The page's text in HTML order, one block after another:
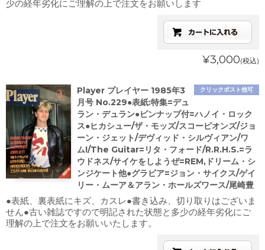
少の経年劣化にご理解の上で注文をお願いします
¥3,000(税込)
クリックポスト他可
Player プレイヤー 1985年3
月号 No.229●表紙:特集=デュ
ラン・デュラン●ピンナップ付=ハノイ・ロック
ス●ヒカシュー/ザ・モッズ/スコーピオンズ/ジョ
ーン・ジェット/デヴィッド・シルヴィアン/ワ
ム!/The Guitar=リタ・フォード/R.R.H.S.=ラ
ウドネス/サイケをしようぜ=REM,ドリーム・シ
ンジケート他●グラビア=ジョン・サイクス/ゲイ
リー・ムーア＆アラン・ホールズワース/尾崎豊
●表紙、裏表紙にキズ、カスレ●書き込み、切り取りはございま
せん●古い雑誌ですので明記された状態と多少の経年劣化にご
理解の上で注文をお願いいたします。